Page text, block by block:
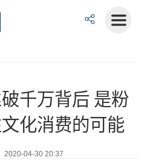
千万背后 是粉
化消费的可能
04-30 20:37